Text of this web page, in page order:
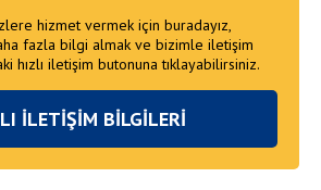
hizmet vermek için buradayız,
fazla bilgi almak ve bizimle iletişim
hızlı iletişim butonuna tıklayabilirsiniz.
İLETİŞİM BİLGİLERİ